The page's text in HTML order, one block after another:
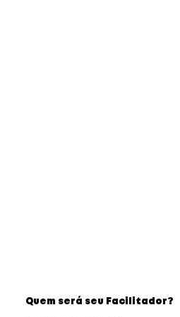
Quem será seu Facilitador?